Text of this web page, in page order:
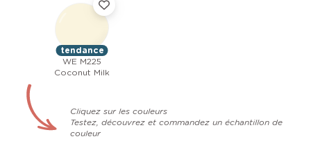
tendance
WE M225
Coconut Milk
Cliquez sur les couleurs
Testez, découvrez et commandez un échantillon de
couleur